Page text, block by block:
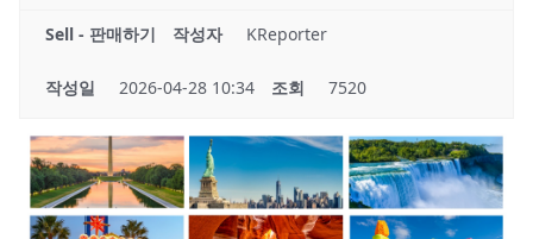
Sell - 판매하기 작성자 KReporter
작성일 2026-04-28 10:34 조회 7520